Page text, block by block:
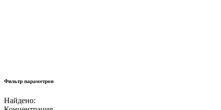
Фильтр параметров
Найдено: